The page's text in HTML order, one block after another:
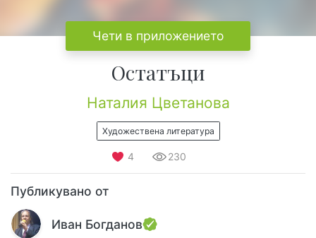
Чети в приложението
Остатъци
Наталия Цветанова
Художествена литература
4 230
Публикувано от
Иван Богданов